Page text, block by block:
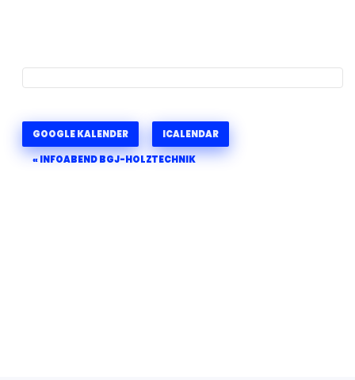
GOOGLE KALENDER ICALENDAR
Veranstaltung-
«INFOABEND BGJ-HOLZTECHNIK